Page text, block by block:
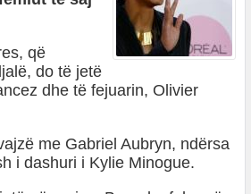
që
do të jetë
dhe të fejuarin, Olivier
me Gabriel Aubryn, ndërsa
i dashuri i Kylie Minogue.